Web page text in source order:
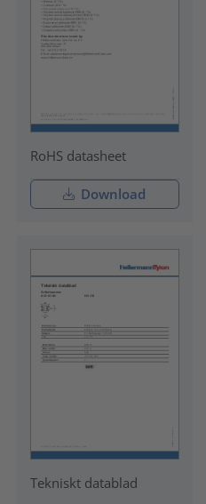
RoHS datasheet
Download
Tekniskt datablad